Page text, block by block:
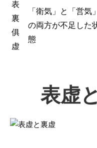
表
裏
俱
虚
「衛気」と「営気」
の両方が不足した
態
表虚